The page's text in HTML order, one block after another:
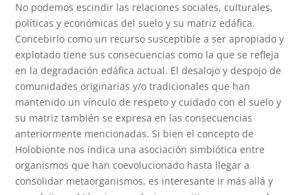
No podemos escindir las relaciones sociales, culturales,
políticas y económicas del suelo y su matriz edáfica.
Concebirlo como un recurso susceptible a ser apropiado y
explotado tiene sus consecuencias como la que se refleja
en la degradación edáfica actual. El desalojo y despojo de
comunidades originarias y/o tradicionales que han
mantenido un vínculo de respeto y cuidado con el suelo y
su matriz también se expresa en las consecuencias
anteriormente mencionadas. Si bien el concepto de
Holobionte nos indica una asociación simbiótica entre
organismos que han coevolucionado hasta llegar a
consolidar metaorganismos, es interesante ir más allá y